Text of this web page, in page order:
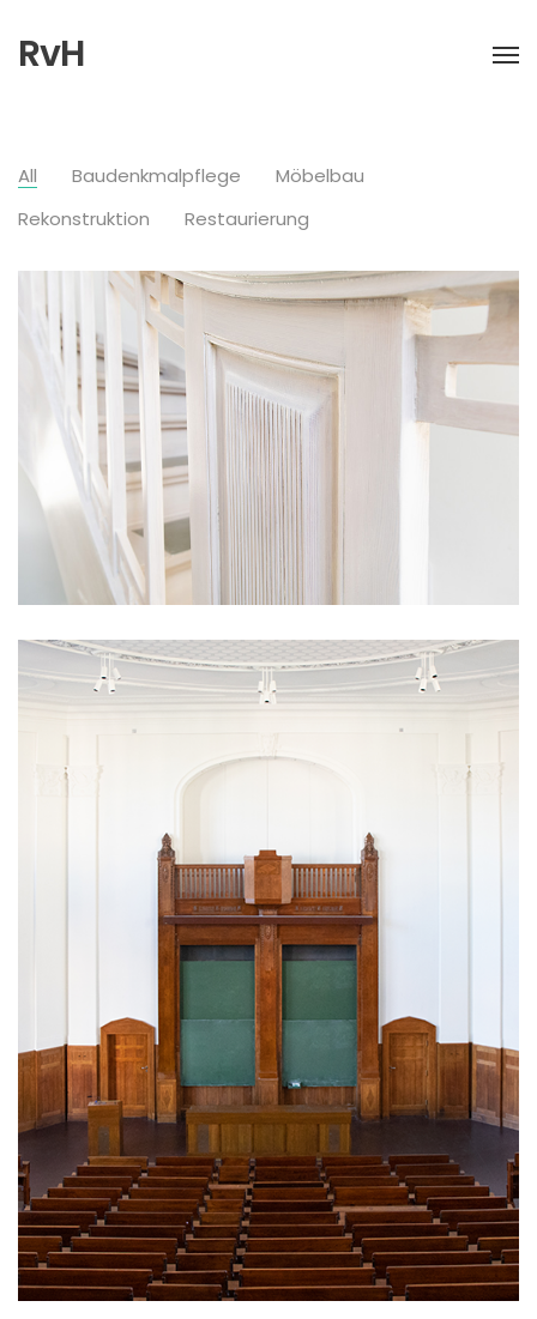
RvH
All Baudenkmalpflege
Möbelbau
Rekonstruktion
Restaurierung